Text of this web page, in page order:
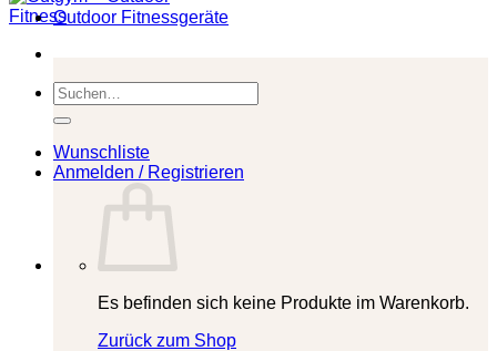
Suchen
nach:
Wunschliste
Anmelden / Registrieren
Es befinden sich keine Produkte im Warenkorb.
Zurück zum Shop
Outdoor Fitnessgeräte